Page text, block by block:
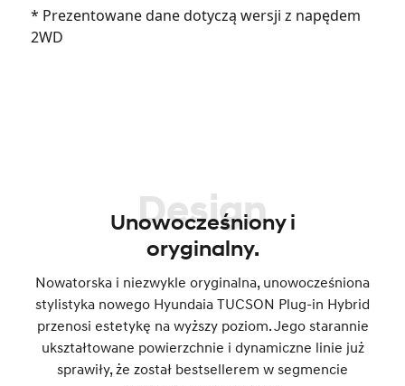
* Prezentowane dane dotyczą wersji z napędem
2WD
Design
Unowocześniony i
oryginalny.
Nowatorska i niezwykle oryginalna, unowocześniona
stylistyka nowego Hyundaia TUCSON Plug-in Hybrid
przenosi estetykę na wyższy poziom. Jego starannie
ukształtowane powierzchnie i dynamiczne linie już
sprawiły, że został bestsellerem w segmencie